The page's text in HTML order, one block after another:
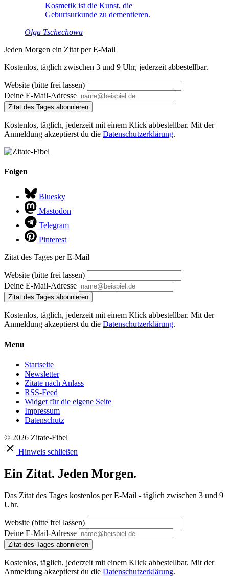
Kosmetik ist die Kunst, die
Geburtsurkunde zu dementieren.
Olga Tschechowa
Jeden Morgen ein Zitat per E-Mail
Kostenlos, täglich zwischen 3 und 9 Uhr, jederzeit abbestellbar.
Website (bitte frei lassen)
Deine E-Mail-Adresse
Zitat des Tages abonnieren
Kostenlos, täglich, jederzeit mit einem Klick abbestellbar. Mit der
Anmeldung akzeptierst du die Datenschutzerklärung.
Folgen
Bluesky
Mastodon
Telegram
Pinterest
Zitat des Tages per E-Mail
Website (bitte frei lassen)
Deine E-Mail-Adresse
Zitat des Tages abonnieren
Kostenlos, täglich, jederzeit mit einem Klick abbestellbar. Mit der
Anmeldung akzeptierst du die Datenschutzerklärung.
Menu
Startseite
Newsletter
Zitate nach Anlass
RSS-Feed
Widget für die eigene Seite
Impressum
Datenschutz
© 2026 Zitate-Fibel
Hinweis schließen
Ein Zitat. Jeden Morgen.
Das Zitat des Tages kostenlos per E-Mail - täglich zwischen 3 und 9
Uhr.
Website (bitte frei lassen)
Deine E-Mail-Adresse
Zitat des Tages abonnieren
Kostenlos, täglich, jederzeit mit einem Klick abbestellbar. Mit der
Anmeldung akzeptierst du die Datenschutzerklärung.